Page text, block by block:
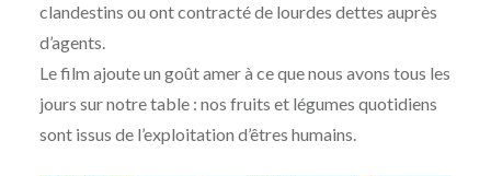
clandestins ou ont contracté de lourdes dettes auprès
d’agents.
Le film ajoute un goût amer à ce que nous avons tous les
jours sur notre table : nos fruits et légumes quotidiens
sont issus de l’exploitation d’êtres humains.